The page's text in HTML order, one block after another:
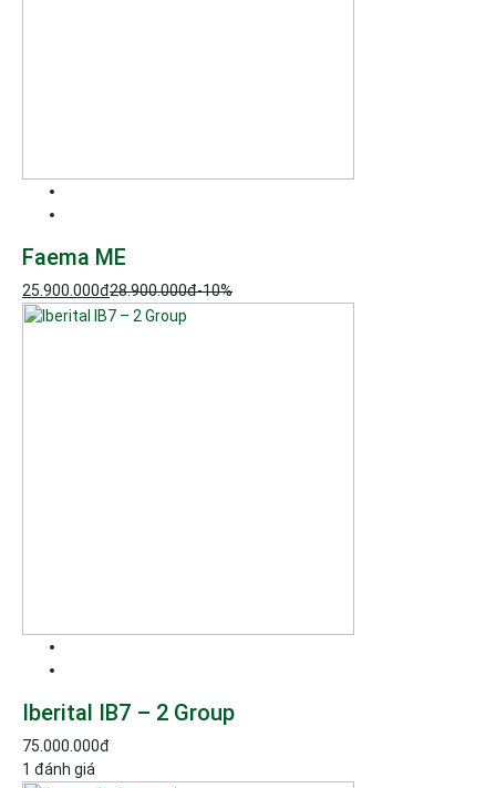
Faema ME
25.900.000đ28.900.000đ-10%
Iberital IB7 – 2 Group
75.000.000đ
1 đánh giá